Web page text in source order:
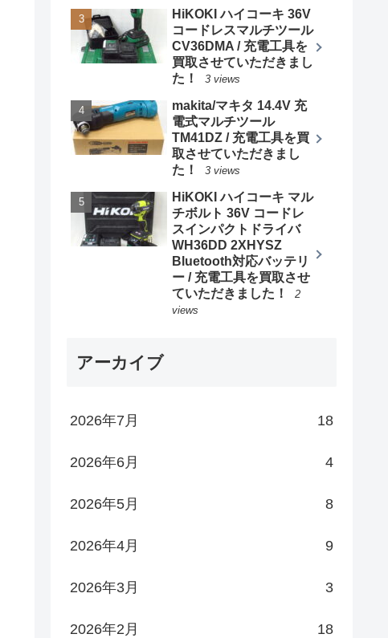
HiKOKI ハイコーキ 36V
コードレスマルチツール
CV36DMA / 充電工具を
買取させていただきまし
た！
3 views
makita/マキタ 14.4V 充
電式マルチツール
TM41DZ / 充電工具を買
取させていただきまし
た！
3 views
HiKOKI ハイコーキ マル
チボルト 36V コードレ
スインパクトドライバ
WH36DD 2XHYSZ
Bluetooth対応バッテリ
ー / 充電工具を買取させ
ていただきました！
2
views
アーカイブ
2026年7月 18
2026年6月 4
2026年5月 8
2026年4月 9
2026年3月 3
2026年2月 18